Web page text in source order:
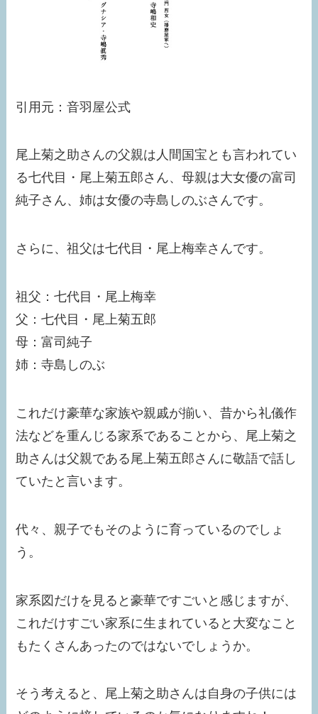
引用元：音羽屋公式
尾上菊之助さんの父親は人間国宝とも言われてい
る七代目・尾上菊五郎さん、母親は大女優の富司
純子さん、姉は女優の寺島しのぶさんです。
さらに、祖父は七代目・尾上梅幸さんです。
祖父：七代目・尾上梅幸
父：七代目・尾上菊五郎
母：富司純子
姉：寺島しのぶ
これだけ豪華な家族や親戚が揃い、昔から礼儀作
法などを重んじる家系であることから、尾上菊之
助さんは父親である尾上菊五郎さんに敬語で話し
ていたと言います。
代々、親子でもそのように育っているのでしょ
う。
家系図だけを見ると豪華ですごいと感じますが、
これだけすごい家系に生まれていると大変なこと
もたくさんあったのではないでしょうか。
そう考えると、尾上菊之助さんは自身の子供には